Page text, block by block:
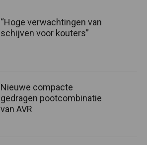
“Hoge verwachtingen van
schijven voor kouters”
Nieuwe compacte
gedragen pootcombinatie
van AVR